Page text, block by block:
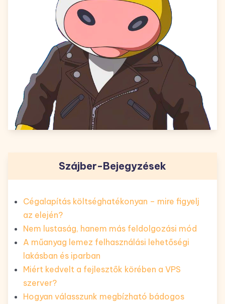
Szájber-Bejegyzések
Cégalapítás költséghatékonyan – mire figyelj
az elején?
Nem lustaság, hanem más feldolgozási mód
A műanyag lemez felhasználási lehetőségi
lakásban és iparban
Miért kedvelt a fejlesztők körében a VPS
szerver?
Hogyan válasszunk megbízható bádogos